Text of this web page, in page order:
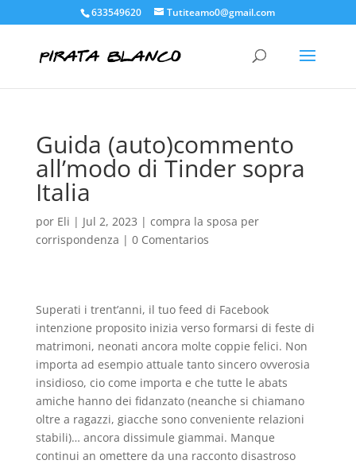
633549620 Tutiteamo0@gmail.com
Guida (auto)commento
all’modo di Tinder sopra
Italia
por Eli | Jul 2, 2023 | compra la sposa per
corrispondenza | 0 Comentarios
Superati i trent’anni, il tuo feed di Facebook
intenzione proposito inizia verso formarsi di feste di
matrimoni, neonati ancora molte coppie felici. Non
importa ad esempio attuale tanto sincero ovverosia
insidioso, cio come importa e che tutte le abats
amiche hanno dei fidanzato (neanche si chiamano
oltre a ragazzi, giacche sono conveniente relazioni
stabili)… ancora dissimule giammai. Manque
continui an omettere da una racconto disastroso